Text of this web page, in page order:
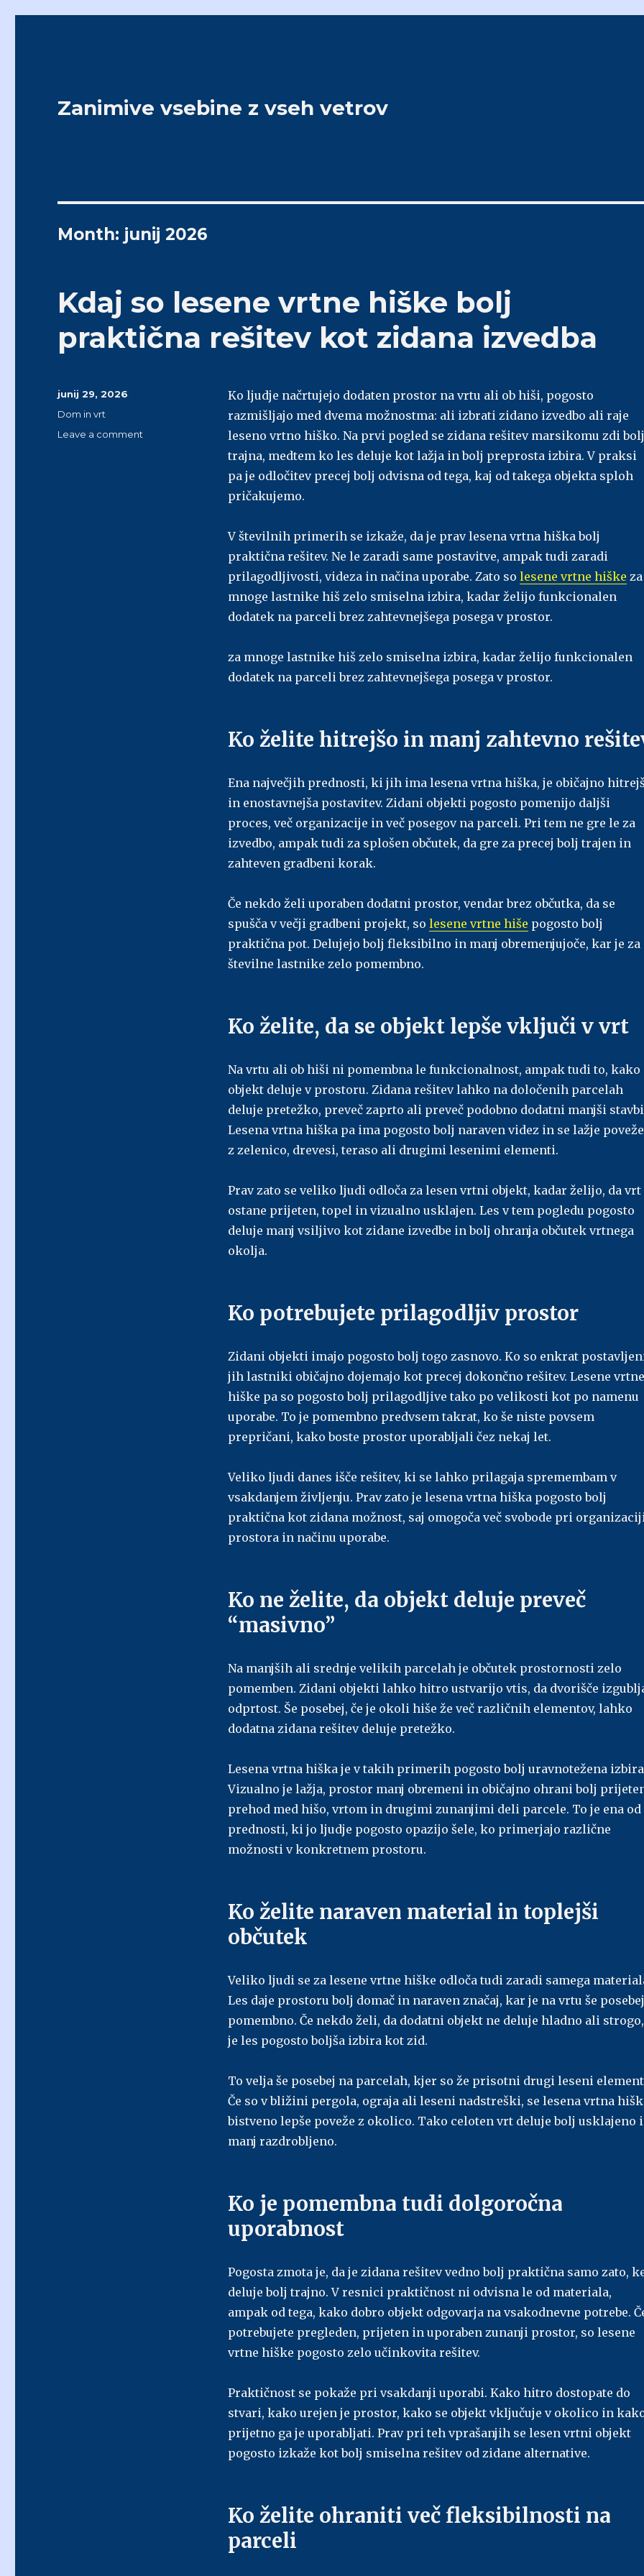
Zanimive vsebine z vseh vetrov
Month: junij 2026
Kdaj so lesene vrtne hiške bolj
praktična rešitev kot zidana izvedba
Ko ljudje načrtujejo dodaten prostor na vrtu ali ob hiši, pogosto
razmišljajo med dvema možnostma: ali izbrati zidano izvedbo ali raje
leseno vrtno hiško. Na prvi pogled se zidana rešitev marsikomu zdi bolj
trajna, medtem ko les deluje kot lažja in bolj preprosta izbira. V praksi
pa je odločitev precej bolj odvisna od tega, kaj od takega objekta sploh
pričakujemo.
V številnih primerih se izkaže, da je prav lesena vrtna hiška bolj
praktična rešitev. Ne le zaradi same postavitve, ampak tudi zaradi
prilagodljivosti, videza in načina uporabe. Zato so lesene vrtne hiške za
mnoge lastnike hiš zelo smiselna izbira, kadar želijo funkcionalen
dodatek na parceli brez zahtevnejšega posega v prostor.
za mnoge lastnike hiš zelo smiselna izbira, kadar želijo funkcionalen
dodatek na parceli brez zahtevnejšega posega v prostor.
Ko želite hitrejšo in manj zahtevno
Ena največjih prednosti, ki jih ima lesena vrtna hiška, je običajno
in enostavnejša postavitev. Zidani objekti pogosto pomenijo daljši
proces, več organizacije in več posegov na parceli. Pri tem ne gre le za
izvedbo, ampak tudi za splošen občutek, da gre za precej bolj trajen in
zahteven gradbeni korak.
Če nekdo želi uporaben dodatni prostor, vendar brez občutka, da se
spušča v večji gradbeni projekt, so lesene vrtne hiše pogosto bolj
praktična pot. Delujejo bolj fleksibilno in manj obremenjujoče, kar je za
številne lastnike zelo pomembno.
Ko želite, da se objekt lepše vključi v vrt
Na vrtu ali ob hiši ni pomembna le funkcionalnost, ampak tudi to, kako
objekt deluje v prostoru. Zidana rešitev lahko na določenih parcelah
deluje pretežko, preveč zaprto ali preveč podobno dodatni manjši
Lesena vrtna hiška pa ima pogosto bolj naraven videz in se lažje poveže
z zelenico, drevesi, teraso ali drugimi lesenimi elementi.
Prav zato se veliko ljudi odloča za lesen vrtni objekt, kadar želijo, da vrt
ostane prijeten, topel in vizualno usklajen. Les v tem pogledu pogosto
deluje manj vsiljivo kot zidane izvedbe in bolj ohranja občutek vrtnega
okolja.
Ko potrebujete prilagodljiv prostor
Zidani objekti imajo pogosto bolj togo zasnovo. Ko so enkrat
jih lastniki običajno dojemajo kot precej dokončno rešitev. Lesene vrtne
hiške pa so pogosto bolj prilagodljive tako po velikosti kot po namenu
uporabe. To je pomembno predvsem takrat, ko še niste povsem
prepričani, kako boste prostor uporabljali čez nekaj let.
Veliko ljudi danes išče rešitev, ki se lahko prilagaja spremembam v
vsakdanjem življenju. Prav zato je lesena vrtna hiška pogosto bolj
praktična kot zidana možnost, saj omogoča več svobode pri
prostora in načinu uporabe.
Ko ne želite, da objekt deluje preveč
“masivno”
Na manjših ali srednje velikih parcelah je občutek prostornosti zelo
pomemben. Zidani objekti lahko hitro ustvarijo vtis, da dvorišče
odprtost. Še posebej, če je okoli hiše že več različnih elementov, lahko
dodatna zidana rešitev deluje pretežko.
Lesena vrtna hiška je v takih primerih pogosto bolj uravnotežena
Vizualno je lažja, prostor manj obremeni in običajno ohrani bolj
prehod med hišo, vrtom in drugimi zunanjimi deli parcele. To je ena od
prednosti, ki jo ljudje pogosto opazijo šele, ko primerjajo različne
možnosti v konkretnem prostoru.
Ko želite naraven material in toplejši
občutek
Veliko ljudi se za lesene vrtne hiške odloča tudi zaradi samega
Les daje prostoru bolj domač in naraven značaj, kar je na vrtu še posebej
pomembno. Če nekdo želi, da dodatni objekt ne deluje hladno ali strogo,
je les pogosto boljša izbira kot zid.
To velja še posebej na parcelah, kjer so že prisotni drugi leseni
Če so v bližini pergola, ograja ali leseni nadstreški, se lesena vrtna
bistveno lepše poveže z okolico. Tako celoten vrt deluje bolj usklajeno
manj razdrobljeno.
Ko je pomembna tudi dolgoročna
uporabnost
Pogosta zmota je, da je zidana rešitev vedno bolj praktična samo zato,
deluje bolj trajno. V resnici praktičnost ni odvisna le od materiala,
ampak od tega, kako dobro objekt odgovarja na vsakodnevne potrebe.
potrebujete pregleden, prijeten in uporaben zunanji prostor, so lesene
vrtne hiške pogosto zelo učinkovita rešitev.
Praktičnost se pokaže pri vsakdanji uporabi. Kako hitro dostopate do
stvari, kako urejen je prostor, kako se objekt vključuje v okolico in
prijetno ga je uporabljati. Prav pri teh vprašanjih se lesen vrtni objekt
pogosto izkaže kot bolj smiselna rešitev od zidane alternative.
Ko želite ohraniti več fleksibilnosti na
parceli
Posted
on
junij 29, 2026
Categories
Dom in vrt
Leave a comment